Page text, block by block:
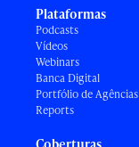
Plataformas
Podcasts
Vídeos
Webinars
Banca Digital
Portfólio de Agências
Reports
Coberturas